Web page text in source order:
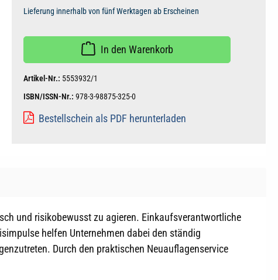
Lieferung innerhalb von fünf Werktagen ab Erscheinen
In den Warenkorb
Artikel-Nr.: 5553932/1
ISBN/ISSN-Nr.: 978-3-98875-325-0
Bestellschein als PDF herunterladen
und risikobewusst zu agieren. Einkaufsverantwortliche
helfen Unternehmen dabei den ständig
Durch den praktischen Neuauflagenservice